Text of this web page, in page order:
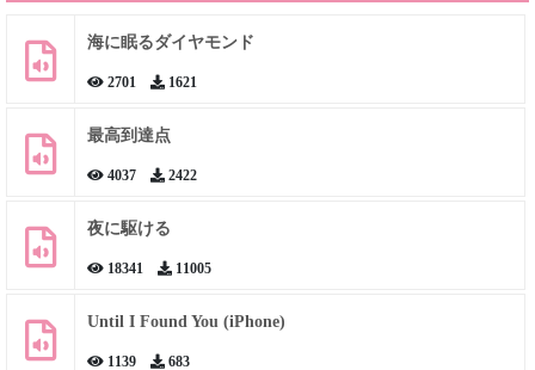
海に眠るダイヤモンド
2701 1621
最高到達点
4037 2422
夜に駆ける
18341 11005
Until I Found You (iPhone)
1139 683